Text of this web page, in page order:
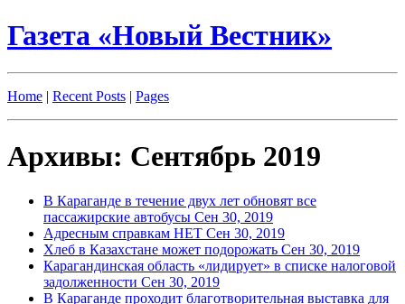
Газета «Новый Вестник»
Home | Recent Posts | Pages
Архивы: Сентябрь 2019
В Караганде в течение двух лет обновят все
пассажирские автобусы Сен 30, 2019
Адресным справкам НЕТ Сен 30, 2019
Хлеб в Казахстане может подорожать Сен 30, 2019
Карагандинская область «лидирует» в списке налоговой
задолженности Сен 30, 2019
В Караганде проходит благотворительная выставка для